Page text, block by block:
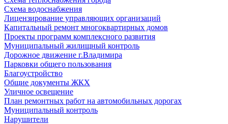
Схема водоснабжения
Лицензирование управляющих организаций
Капитальный ремонт многоквартирных домов
Проекты программ комплексного развития
Муниципальный жилищный контроль
Дорожное движение г.Владимира
Парковки общего пользования
Благоустройство
Общие документы ЖКХ
Уличное освещение
План ремонтных работ на автомобильных дорогах
Муниципальный контроль
Нарушители